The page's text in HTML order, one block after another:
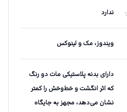
: ندارد
ویندوز، مک و لینوکس
دارای بدنه پلاستیکی مات دو رنگ
که اثر انگشت و خط‌وخش را کمتر
نشان می‌دهد، مجهز به جایگاه